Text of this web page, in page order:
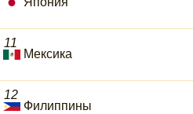
11
Мексика
12
Филиппины